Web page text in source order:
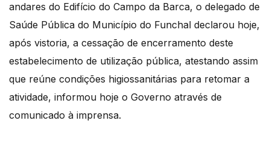
andares do Edifício do Campo da Barca, o delegado de
Saúde Pública do Município do Funchal declarou hoje,
após vistoria, a cessação de encerramento deste
estabelecimento de utilização pública, atestando assim
que reúne condições higiossanitárias para retomar a
atividade, informou hoje o Governo através de
comunicado à imprensa.